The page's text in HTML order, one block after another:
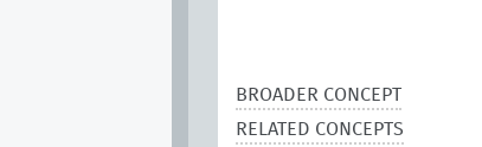
BROADER CONCEPT
RELATED CONCEPTS